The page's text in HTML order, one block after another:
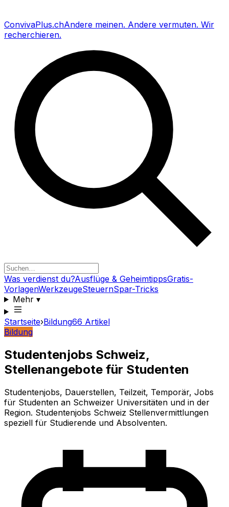
ConvivaPlus.chAndere meinen. Andere vermuten. Wir
recherchieren.
Was verdienst du?Ausflüge & GeheimtippsGratis-
VorlagenWerkzeugeSteuernSpar-Tricks
Mehr▾
Startseite›Bildung66 Artikel
Bildung
Studentenjobs Schweiz,
Stellenangebote für Studenten
Studentenjobs, Dauerstellen, Teilzeit, Temporär, Jobs
für Studenten an Schweizer Universitäten und in der
Region. Studentenjobs Schweiz Stellenvermittlungen
speziell für Studierende und Absolventen.